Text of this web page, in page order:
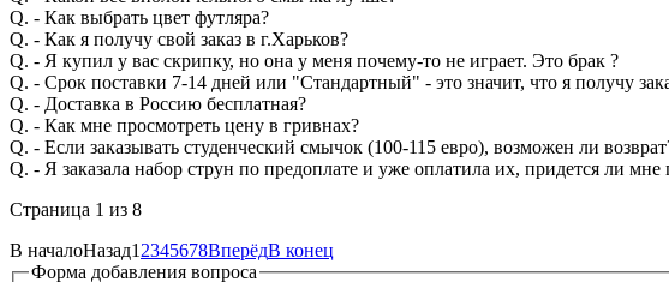
Q. - Как выбрать цвет футляра?
Q. - Как я получу свой заказ в г.Харьков?
Q. - Я купил у вас скрипку, но она у меня почему-то не играет. Это брак ?
Q. - Срок поставки 7-14 дней или "Стандартный" - это значит, что я получу
Q. - Доставка в Россию бесплатная?
Q. - Как мне просмотреть цену в гривнах?
Q. - Если заказывать студенческий смычок (100-115 евро), возможен ли
Q. - Я заказала набор струн по предоплате и уже оплатила их, придется ли мне
Страница 1 из 8
В началоНазад12345678ВперёдВ конец
Форма добавления вопроса